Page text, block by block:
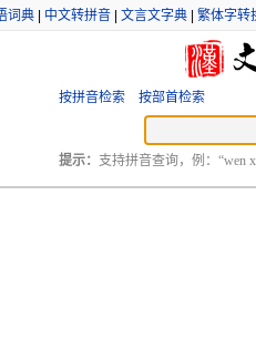
词典 中文转拼音 文言文字典 繁体字转
按拼音检索 按部首检索
提示： 支持拼音查询，例：“wen